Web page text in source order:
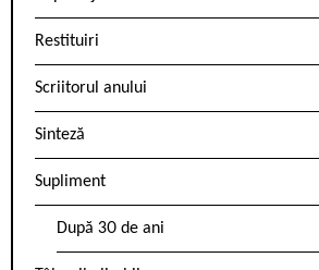
Restituiri
Scriitorul anului
Sinteză
Supliment
După 30 de ani